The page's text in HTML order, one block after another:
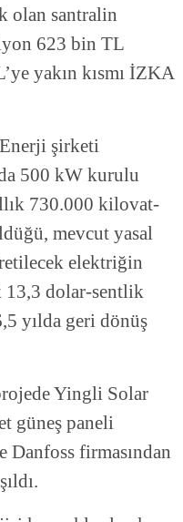
olan santralin
623 bin TL
yakın kısmı İZKA
şirketi
500 kW kurulu
730.000 kilovat-
mevcut yasal
elektriğin
13,3 dolar-sentlik
yılda geri dönüş
Yingli Solar
güneş paneli
Danfoss firmasından